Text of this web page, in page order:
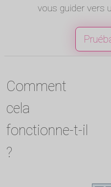
vous guider vers
Comment
cela
fonctionne-t-il
?